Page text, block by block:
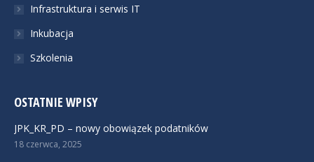
Infrastruktura i serwis IT
Inkubacja
Szkolenia
OSTATNIE WPISY
JPK_KR_PD – nowy obowiązek podatników
18 czerwca, 2025